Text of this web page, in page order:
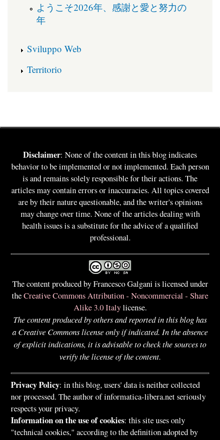
ようこそ2026年、感謝と愛と努力の
年
Sviluppo Web
Territorio
Disclaimer: None of the content in this blog indicates
behavior to be implemented or not implemented. Each person
is and remains solely responsible for their actions. The
articles may contain errors or inaccuracies. All topics covered
are by their nature questionable, and the writer's opinions
may change over time. None of the articles dealing with
health issues is a substitute for the advice of a qualified
professional.
The content produced by Francesco Galgani is licensed under
theCreative Commons Attribution - Noncommercial - Share
Alike 3.0 Italylicense.
The content produced by others and reported in this blog has
a Creative Commons license only if indicated. In the absence
of explicit indications, it is advisable to check the sources to
verify the license of the content.
Privacy Policy: in this blog, users' data is neither collected
nor processed. The author of informatica-libera.net seriously
respects your privacy.
Information on the use of cookies: this site uses only
"technical cookies," according to the definition adopted by